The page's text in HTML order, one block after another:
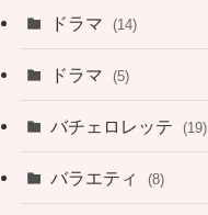
ドラマ (14)
ドラマ (5)
バチェロレッテ (19)
バラエティ (8)